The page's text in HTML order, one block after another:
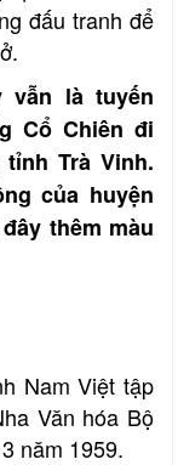
đấu tranh để
vẫn là tuyến
Cổ Chiên đi
Trà Vinh.
của huyện
thêm màu
Nam Việt tập
Văn hóa Bộ
năm 1959.